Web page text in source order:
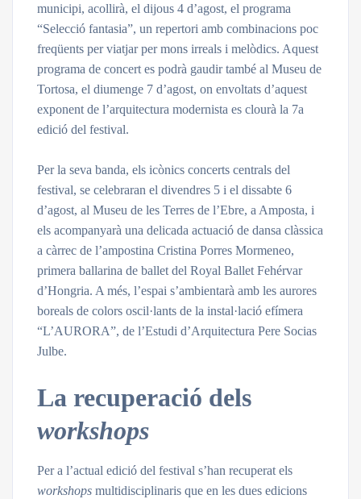
municipi, acollirà, el dijous 4 d’agost, el programa
“Selecció fantasia”, un repertori amb combinacions poc
freqüents per viatjar per mons irreals i melòdics. Aquest
programa de concert es podrà gaudir també al Museu de
Tortosa, el diumenge 7 d’agost, on envoltats d’aquest
exponent de l’arquitectura modernista es clourà la 7a
edició del festival.
Per la seva banda, els icònics concerts centrals del
festival, se celebraran el divendres 5 i el dissabte 6
d’agost, al Museu de les Terres de l’Ebre, a Amposta, i
els acompanyarà una delicada actuació de dansa clàssica
a càrrec de l’ampostina Cristina Porres Mormeneo,
primera ballarina de ballet del Royal Ballet Fehérvar
d’Hongria. A més, l’espai s’ambientarà amb les aurores
boreals de colors oscil·lants de la instal·lació efímera
“L’AURORA”, de l’Estudi d’Arquitectura Pere Socias
Julbe.
La recuperació dels
workshops
Per a l’actual edició del festival s’han recuperat els
workshops multidisciplinaris que en les dues edicions